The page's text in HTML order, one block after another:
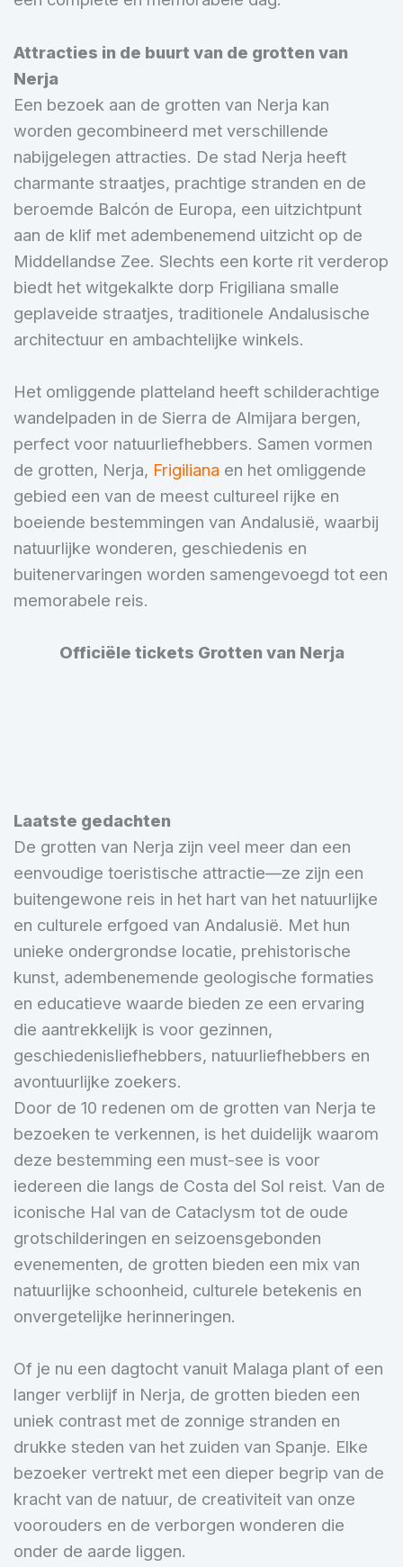
Attracties in de buurt van de grotten van
Nerja
Een bezoek aan de grotten van Nerja kan
worden gecombineerd met verschillende
nabijgelegen attracties. De stad Nerja heeft
charmante straatjes, prachtige stranden en de
beroemde Balcón de Europa, een uitzichtpunt
aan de klif met adembenemend uitzicht op de
Middellandse Zee. Slechts een korte rit verderop
biedt het witgekalkte dorp Frigiliana smalle
geplaveide straatjes, traditionele Andalusische
architectuur en ambachtelijke winkels.
Het omliggende platteland heeft schilderachtige
wandelpaden in de Sierra de Almijara bergen,
perfect voor natuurliefhebbers. Samen vormen
de grotten, Nerja, Frigiliana en het omliggende
gebied een van de meest cultureel rijke en
boeiende bestemmingen van Andalusië, waarbij
natuurlijke wonderen, geschiedenis en
buitenervaringen worden samengevoegd tot een
memorabele reis.
Officiële tickets Grotten van Nerja
Laatste gedachten
De grotten van Nerja zijn veel meer dan een
eenvoudige toeristische attractie—ze zijn een
buitengewone reis in het hart van het natuurlijke
en culturele erfgoed van Andalusië. Met hun
unieke ondergrondse locatie, prehistorische
kunst, adembenemende geologische formaties
en educatieve waarde bieden ze een ervaring
die aantrekkelijk is voor gezinnen,
geschiedenisliefhebbers, natuurliefhebbers en
avontuurlijke zoekers.
Door de 10 redenen om de grotten van Nerja te
bezoeken te verkennen, is het duidelijk waarom
deze bestemming een must-see is voor
iedereen die langs de Costa del Sol reist. Van de
iconische Hal van de Cataclysm tot de oude
grotschilderingen en seizoensgebonden
evenementen, de grotten bieden een mix van
natuurlijke schoonheid, culturele betekenis en
onvergetelijke herinneringen.
Of je nu een dagtocht vanuit Malaga plant of een
langer verblijf in Nerja, de grotten bieden een
uniek contrast met de zonnige stranden en
drukke steden van het zuiden van Spanje. Elke
bezoeker vertrekt met een dieper begrip van de
kracht van de natuur, de creativiteit van onze
voorouders en de verborgen wonderen die
onder de aarde liggen.